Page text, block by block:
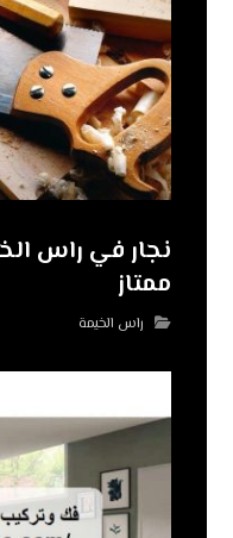
ممتاز
راس الخيمة